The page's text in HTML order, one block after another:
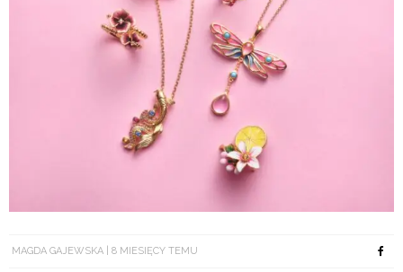
MAGDA GAJEWSKA 8 MIESIĘCY TEMU